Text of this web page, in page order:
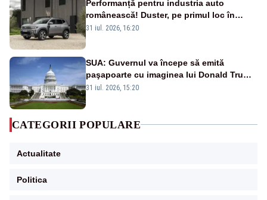
Performanță pentru industria auto
românească! Duster, pe primul loc în
topul vânzărilor din Ucraina
31 iul. 2026, 16:20
SUA: Guvernul va începe să emită
paşapoarte cu imaginea lui Donald Trump
începând cu 8 august
31 iul. 2026, 15:20
CATEGORII POPULARE
Actualitate
Politica